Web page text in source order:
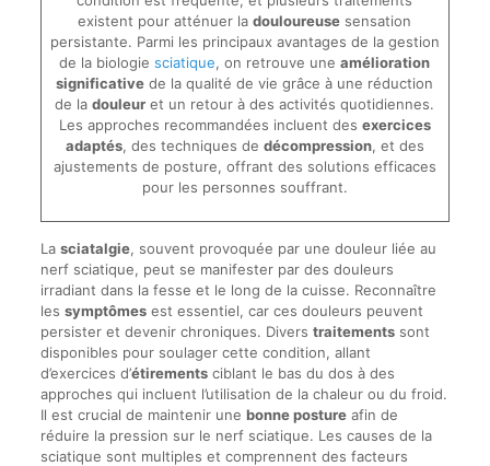
existent pour atténuer ladouloureuse sensation
persistante. Parmi les principaux avantages de la gestion
de la biologiesciatique, on retrouve uneamélioration
significative de la qualité de vie grâce à une réduction
de ladouleur et un retour à des activités quotidiennes.
Les approches recommandées incluent des exercices
adaptés, des techniques de décompression, et des
ajustements de posture, offrant des solutions efficaces
pour les personnes souffrant.
La sciatalgie, souvent provoquée par une douleur liée au
nerf sciatique, peut se manifester par des douleurs
irradiant dans la fesse et le long de la cuisse. Reconnaître
les symptômesest essentiel, car ces douleurs peuvent
persister et devenir chroniques. Divers traitementssont
disponibles pour soulager cette condition, allant
d’exercices d’étirementsciblant le bas du dos à des
approches qui incluent l’utilisation de la chaleur ou du froid.
Il est crucial de maintenir une bonne postureafin de
réduire la pression sur le nerf sciatique. Les causes de la
sciatique sont multiples et comprennent des facteurs